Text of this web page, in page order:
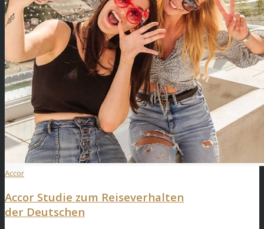
Accor
Accor Studie zum Reiseverhalten
der Deutschen